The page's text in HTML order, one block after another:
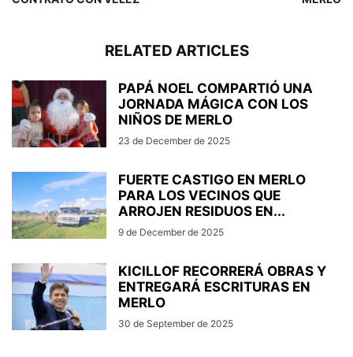
RELATED ARTICLES
PAPÁ NOEL COMPARTIÓ UNA
JORNADA MÁGICA CON LOS
NIÑOS DE MERLO
23 de December de 2025
FUERTE CASTIGO EN MERLO
PARA LOS VECINOS QUE
ARROJEN RESIDUOS EN...
9 de December de 2025
KICILLOF RECORRERÁ OBRAS Y
ENTREGARÁ ESCRITURAS EN
MERLO
30 de September de 2025